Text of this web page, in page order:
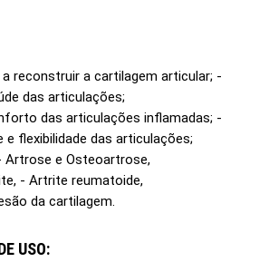
reconstruir a cartilagem articular; -
das articulações;
das articulações inflamadas; -
e flexibilidade das articulações;
Artrose e Osteoartrose,
- Artrite reumatoide,
da cartilagem.
USO: